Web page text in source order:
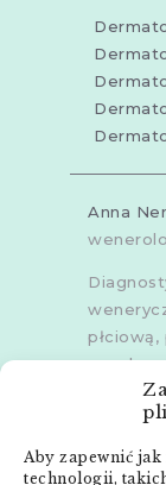
Aby zapewnić
technologii,
Anna
zapalne
dzieci.